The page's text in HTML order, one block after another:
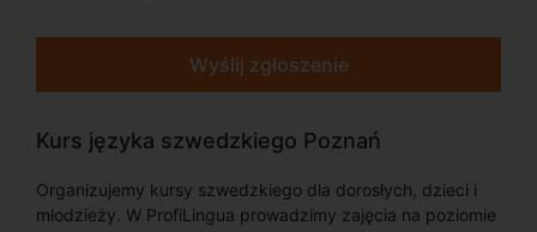
Wyślij zgłoszenie
Kurs języka szwedzkiego Poznań
Organizujemy kursy szwedzkiego dla dorosłych, dzieci i
młodzieży. W ProfiLingua prowadzimy zajęcia na poziomie